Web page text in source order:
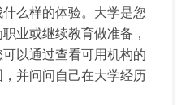
么样的体验。大学是您
业或继续教育做准备，
以通过查看可用机构的
并问问自己在大学经历